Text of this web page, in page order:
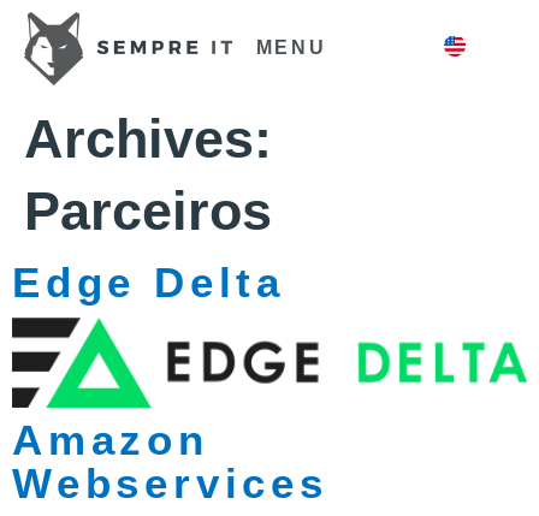
MENU
Archives:
Parceiros
Edge Delta
Amazon
Webservices